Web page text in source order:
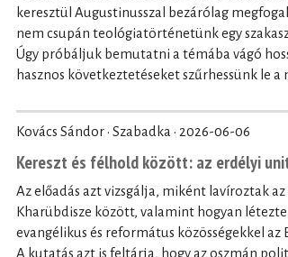
keresztül Augustinusszal bezárólag
nem csupán teológiatörténetünk egy
Úgy próbáljuk bemutatni a témába vágó
hasznos következtetéseket szűrhessünk le
Kovács Sándor · Szabadka · 2026-06-06
Kereszt és félhold között: az erdélyi
Az előadás azt vizsgálja, miként lavíroztak
Kharübdisze között, valamint hogyan
evangélikus és református közösségekkel az
A kutatás azt is feltárja, hogy az oszmán